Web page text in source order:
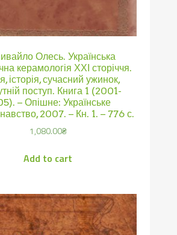
Олесь. Українська
керамологія ХХІ сторіччя.
історія, сучасний ужинок,
поступ. Книга 1 (2001-
– Опішне: Українське
2007. – Кн. 1. – 776 с.
1,080.00₴
Add to cart